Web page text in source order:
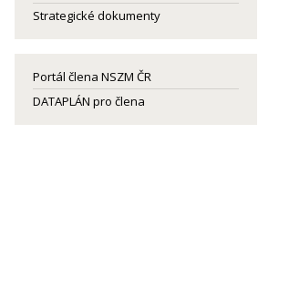
Strategické dokumenty
Portál člena NSZM ČR
DATAPLÁN pro člena